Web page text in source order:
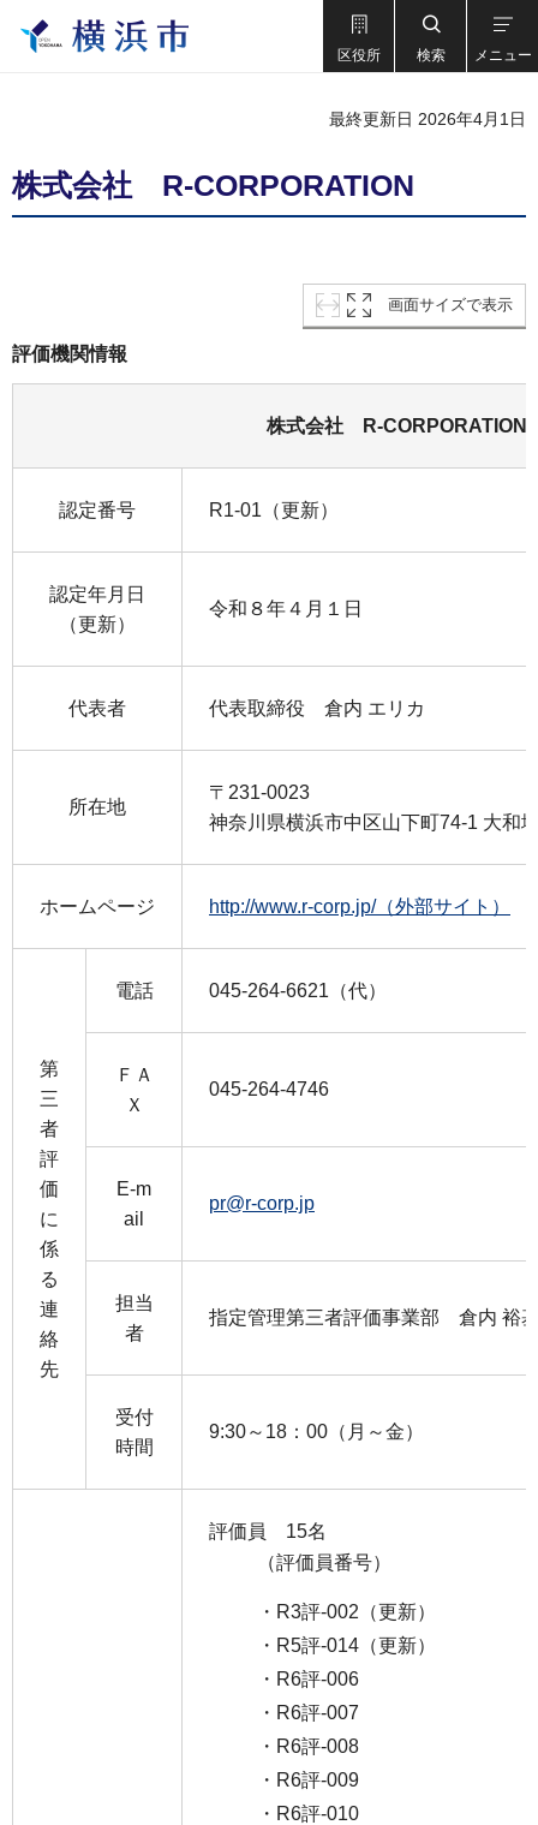
区役所 検索 メニュー
最終更新日 2026年4月1日
株式会社 R-CORPORATION
画面サイズで表示
評価機関情報
株式会社 R-CORPORATION
認定番号 R1-01（更新）
認定年月日
（更新）
令和８年４月１日
代表者 代表取締役 倉内 エリカ
所在地
〒231-0023
神奈川県横浜市中区山下町74-1 大和
ホームページ http://www.r-corp.jp/（外部サイト）
第
三
者
評
価
に
係
る
連
絡
先
電話 045-264-6621（代）
ＦＡ
Ｘ
045-264-4746
E-m
ail
pr@r-corp.jp
担当
者
指定管理第三者評価事業部 倉内 裕
受付
時間
9:30～18：00（月～金）
評価員 15名
（評価員番号）
・R3評-002（更新）
・R5評-014（更新）
・R6評-006
・R6評-007
・R6評-008
・R6評-009
・R6評-010